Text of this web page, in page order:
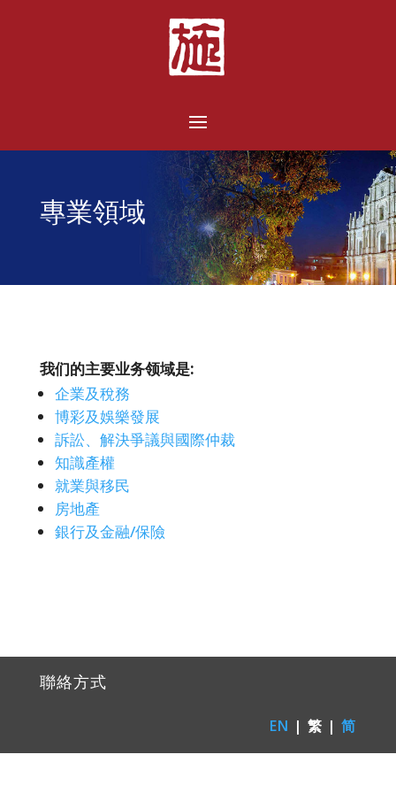
專業領域
我们的主要业务领域是:
企業及稅務
博彩及娛樂發展
訴訟、解決爭議與國際仲裁
知識產權
就業與移民
房地產
銀行及金融/保險
聯絡方式
EN | 繁 |简